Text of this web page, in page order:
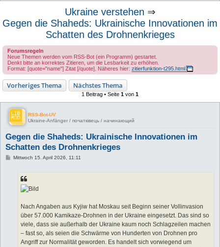
h
Ukraine verstehen ⇒
Gegen die Shaheds: Ukrainische Innovationen im
Schatten des Drohnenkrieges
Forumsregeln
Neue Themen werden vom RSS-Bot (ein Programm) gestartet.
Denkt bitte an korrektes Zitieren, um die Lesbarkeit zu erhöhen.
Format: [quote="name"] Zitat [/quote]. Näheres hier: zitierfunktion-t295.html
Vorheriges Thema Nächstes Thema
1 Beitrag • Seite 1 von 1
RSS-Bot-UV
Ukraine-Anfänger / початківець / начинающий
Gegen die Shaheds: Ukrainische Innovationen im
Schatten des Drohnenkrieges
BMittwoch 15. April 2026, 11:11
Nach Angaben aus Kyjiw hat Moskau seit Beginn seiner Vollinvasion
über 57.000 Kamikaze-Drohnen in der Ukraine eingesetzt. Das sind so
viele, dass sie außerhalb der Ukraine kaum noch Schlagzeilen machen
– fast so, als seien die Schwärme von Hunderten von Drohnen pro
Angriff zur Normalität geworden. Es handelt sich vorwiegend um